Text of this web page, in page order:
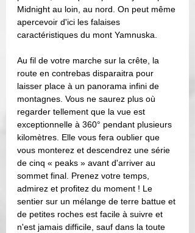
Midnight au loin, au nord. On peut même
apercevoir d'ici les falaises
caractéristiques du mont Yamnuska.
Au fil de votre marche sur la crête, la
route en contrebas disparaitra pour
laisser place à un panorama infini de
montagnes. Vous ne saurez plus où
regarder tellement que la vue est
exceptionnelle à 360° pendant plusieurs
kilomètres. Elle vous fera oublier que
vous monterez et descendrez une série
de cinq « peaks » avant d'arriver au
sommet final. Prenez votre temps,
admirez et profitez du moment ! Le
sentier sur un mélange de terre battue et
de petites roches est facile à suivre et
n'est jamais difficile, sauf dans la toute